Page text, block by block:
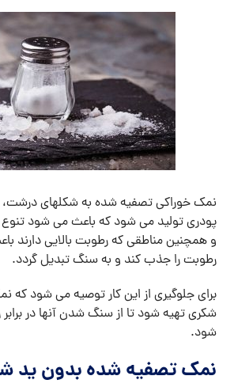
نمک خوراکی تصفیه شده به شکلهای درشت،
پودری تولید می شود که باعث می شود تنوع
و همچنین مناطقی که رطوبت بالایی دارند
رطوبت را جذب کند و به سنگ تبدیل گردد.
برای جلوگیری از این کار توصیه می شود که
شکری تهیه شود تا از سنگ شدن آنها در
شود.
نمک تصفیه شده بدون ید